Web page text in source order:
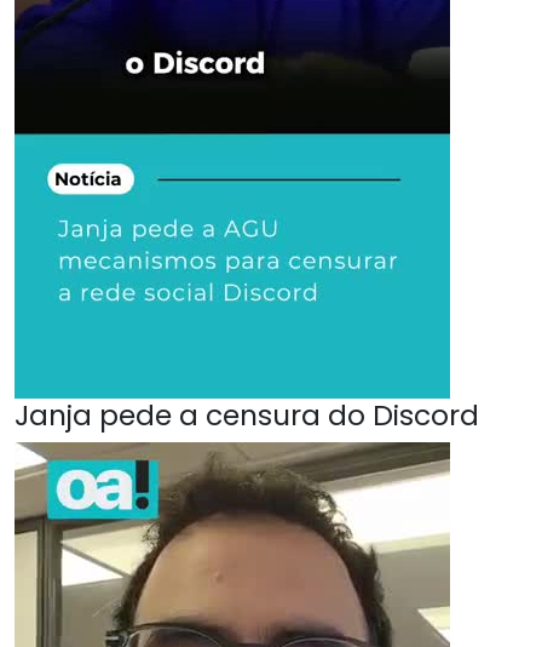
Janja pede a censura do Discord